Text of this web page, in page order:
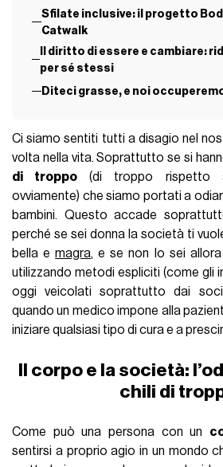
Sfilate inclusive: il progetto
Catwalk
Il diritto di essere e cambiare:
per sé stessi
Diteci grasse, e noi
Ci siamo sentiti tutti a disagio nel
volta nella vita. Soprattutto se si
di troppo (di troppo rispetto
ovviamente) che siamo portati a
bambini. Questo accade
perché se sei donna la società ti
bella emagra, e se non lo sei
utilizzando metodi espliciti (come gli
oggi veicolati soprattutto dai
quando un medico impone alla
iniziare qualsiasi tipo di cura e a
Il corpo e la società:
chili di
Come può una persona con un
sentirsi a proprio agio in un mondo